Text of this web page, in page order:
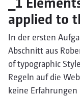
applied to
In der ersten
Abschnitt aus
of typographic
Regeln auf die
keine